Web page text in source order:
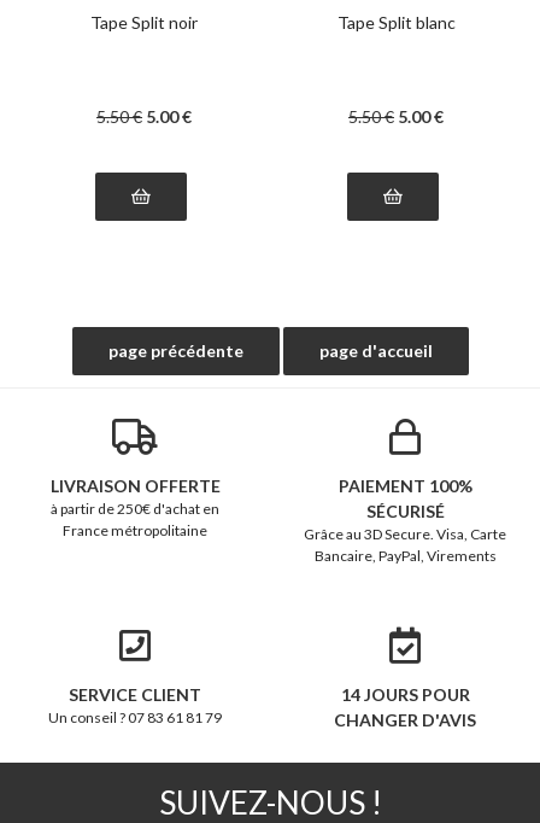
Tape Split noir
5.50€ 5.00€
Tape Split blanc
5.50€ 5.00€
LIVRAISON OFFERTE
à partir de 250€ d'achat en
France métropolitaine
PAIEMENT 100%
SÉCURISÉ
Grâce au 3D Secure. Visa, Carte
Bancaire, PayPal, Virements
SERVICE CLIENT
Un conseil ? 07 83 61 81 79
14 JOURS POUR
CHANGER D'AVIS
SUIVEZ-NOUS !